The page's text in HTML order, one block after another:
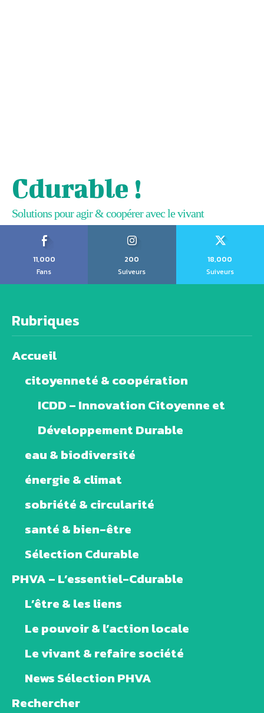
Cdurable !
Solutions pour agir & coopérer avec le vivant
11,000
Fans
200
Suiveurs
18,000
Suiveurs
Rubriques
Accueil
citoyenneté & coopération
ICDD – Innovation Citoyenne et
Développement Durable
eau & biodiversité
énergie & climat
sobriété & circularité
santé & bien-être
Sélection Cdurable
PHVA – L’essentiel-Cdurable
L’être & les liens
Le pouvoir & l’action locale
Le vivant & refaire société
News Sélection PHVA
Rechercher